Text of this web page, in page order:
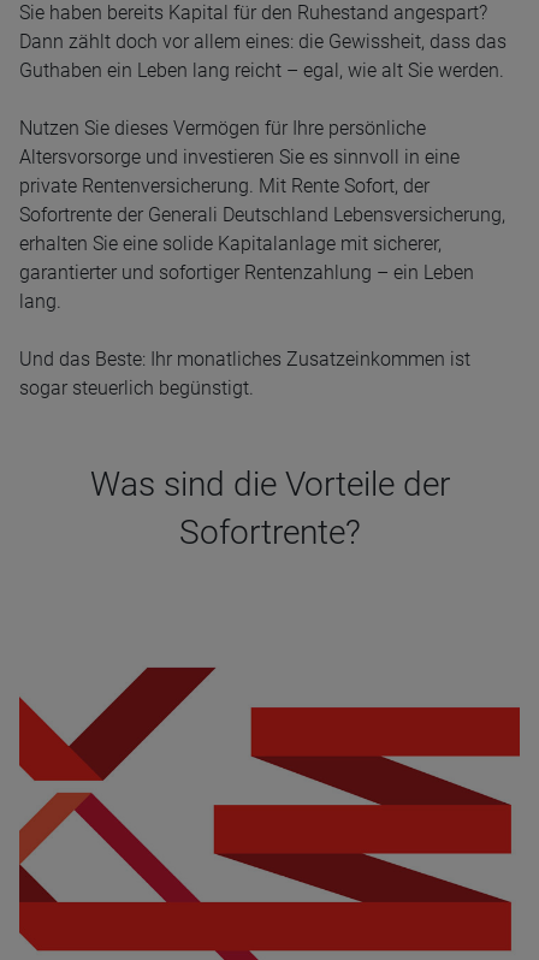
Sie haben bereits Kapital für den Ruhestand angespart?
Dann zählt doch vor allem eines: die Gewissheit, dass das
Guthaben ein Leben lang reicht – egal, wie alt Sie werden.
Nutzen Sie dieses Vermögen für Ihre persönliche
Altersvorsorge und investieren Sie es sinnvoll in eine
private Rentenversicherung. Mit Rente Sofort, der
Sofortrente der Generali Deutschland Lebensversicherung,
erhalten Sie eine solide Kapitalanlage mit sicherer,
garantierter und sofortiger Rentenzahlung – ein Leben
lang.
Und das Beste: Ihr monatliches Zusatzeinkommen ist
sogar steuerlich begünstigt.
Was sind die Vorteile der
Sofortrente?